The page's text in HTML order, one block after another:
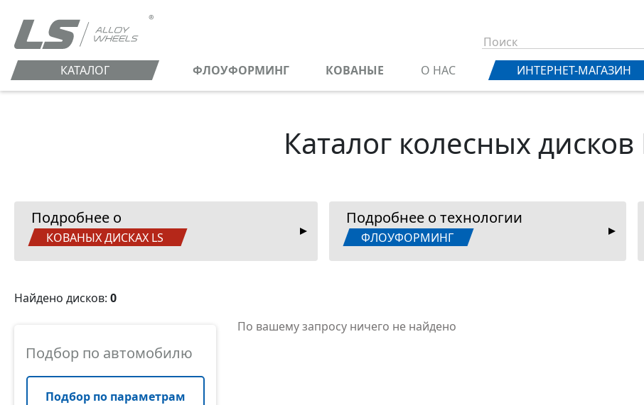
КАТАЛОГ ФЛОУФОРМИНГ КОВАНЫЕ О НАС ИНТЕРНЕТ-МАГАЗИН
Каталог колесных дисков
Подробнее о
КОВАНЫХ ДИСКАХ LS
Подробнее о технологии
ФЛОУФОРМИНГ
Найдено дисков: 0
Подбор по автомобилю
Подбор по параметрам
По вашему запросу ничего не найдено